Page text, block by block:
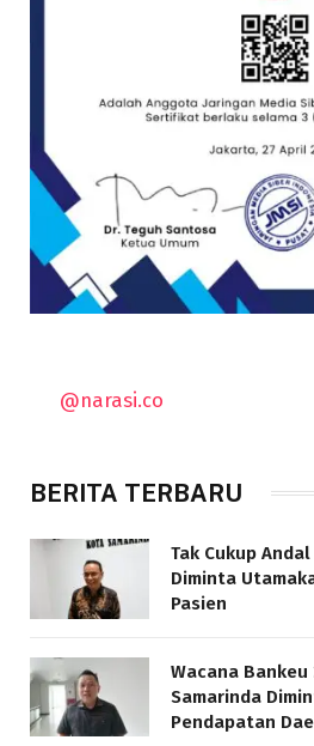
@narasi.co
BERITA TERBARU
Tak Cukup
Diminta
Pasien
Wacana Bankeu
Samarinda
Pendapatan